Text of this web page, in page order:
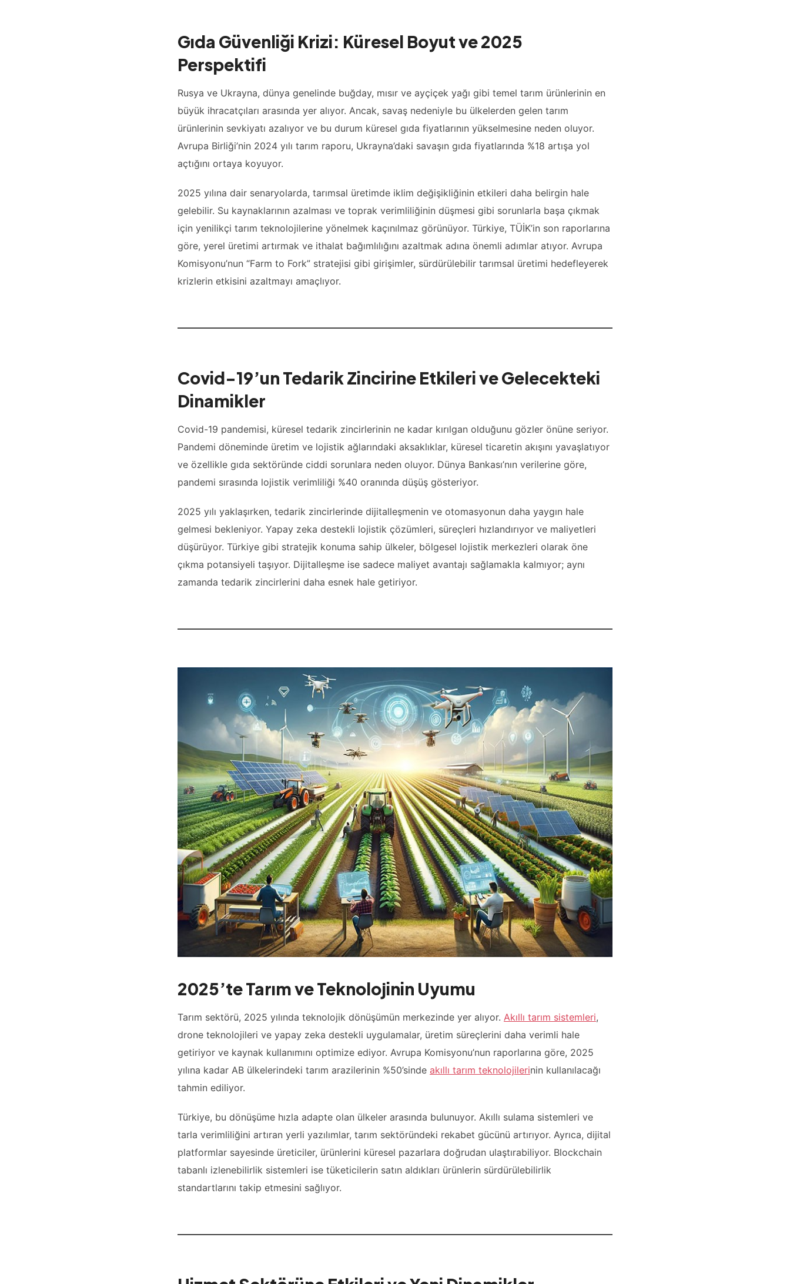
Gıda Güvenliği Krizi: Küresel Boyut ve 2025
Perspektifi
Rusya ve Ukrayna, dünya genelinde buğday, mısır ve ayçiçek yağı gibi temel tarım ürünlerinin en
büyük ihracatçıları arasında yer alıyor. Ancak, savaş nedeniyle bu ülkelerden gelen tarım
ürünlerinin sevkiyatı azalıyor ve bu durum küresel gıda fiyatlarının yükselmesine neden oluyor.
Avrupa Birliği’nin 2024 yılı tarım raporu, Ukrayna’daki savaşın gıda fiyatlarında %18 artışa yol
açtığını ortaya koyuyor.
2025 yılına dair senaryolarda, tarımsal üretimde iklim değişikliğinin etkileri daha belirgin hale
gelebilir. Su kaynaklarının azalması ve toprak verimliliğinin düşmesi gibi sorunlarla başa çıkmak
için yenilikçi tarım teknolojilerine yönelmek kaçınılmaz görünüyor. Türkiye, TÜİK’in son raporlarına
göre, yerel üretimi artırmak ve ithalat bağımlılığını azaltmak adına önemli adımlar atıyor. Avrupa
Komisyonu’nun “Farm to Fork” stratejisi gibi girişimler, sürdürülebilir tarımsal üretimi hedefleyerek
krizlerin etkisini azaltmayı amaçlıyor.
Covid-19’un Tedarik Zincirine Etkileri ve Gelecekteki
Dinamikler
Covid-19 pandemisi, küresel tedarik zincirlerinin ne kadar kırılgan olduğunu gözler önüne seriyor.
Pandemi döneminde üretim ve lojistik ağlarındaki aksaklıklar, küresel ticaretin akışını yavaşlatıyor
ve özellikle gıda sektöründe ciddi sorunlara neden oluyor. Dünya Bankası’nın verilerine göre,
pandemi sırasında lojistik verimliliği %40 oranında düşüş gösteriyor.
2025 yılı yaklaşırken, tedarik zincirlerinde dijitalleşmenin ve otomasyonun daha yaygın hale
gelmesi bekleniyor. Yapay zeka destekli lojistik çözümleri, süreçleri hızlandırıyor ve maliyetleri
düşürüyor. Türkiye gibi stratejik konuma sahip ülkeler, bölgesel lojistik merkezleri olarak öne
çıkma potansiyeli taşıyor. Dijitalleşme ise sadece maliyet avantajı sağlamakla kalmıyor; aynı
zamanda tedarik zincirlerini daha esnek hale getiriyor.
2025’te Tarım ve Teknolojinin Uyumu
Tarım sektörü, 2025 yılında teknolojik dönüşümün merkezinde yer alıyor. Akıllı tarım sistemleri,
drone teknolojileri ve yapay zeka destekli uygulamalar, üretim süreçlerini daha verimli hale
getiriyor ve kaynak kullanımını optimize ediyor. Avrupa Komisyonu’nun raporlarına göre, 2025
yılına kadar AB ülkelerindeki tarım arazilerinin %50’sinde akıllı tarım teknolojilerinin kullanılacağı
tahmin ediliyor.
Türkiye, bu dönüşüme hızla adapte olan ülkeler arasında bulunuyor. Akıllı sulama sistemleri ve
tarla verimliliğini artıran yerli yazılımlar, tarım sektöründeki rekabet gücünü artırıyor. Ayrıca, dijital
platformlar sayesinde üreticiler, ürünlerini küresel pazarlara doğrudan ulaştırabiliyor. Blockchain
tabanlı izlenebilirlik sistemleri ise tüketicilerin satın aldıkları ürünlerin sürdürülebilirlik
standartlarını takip etmesini sağlıyor.